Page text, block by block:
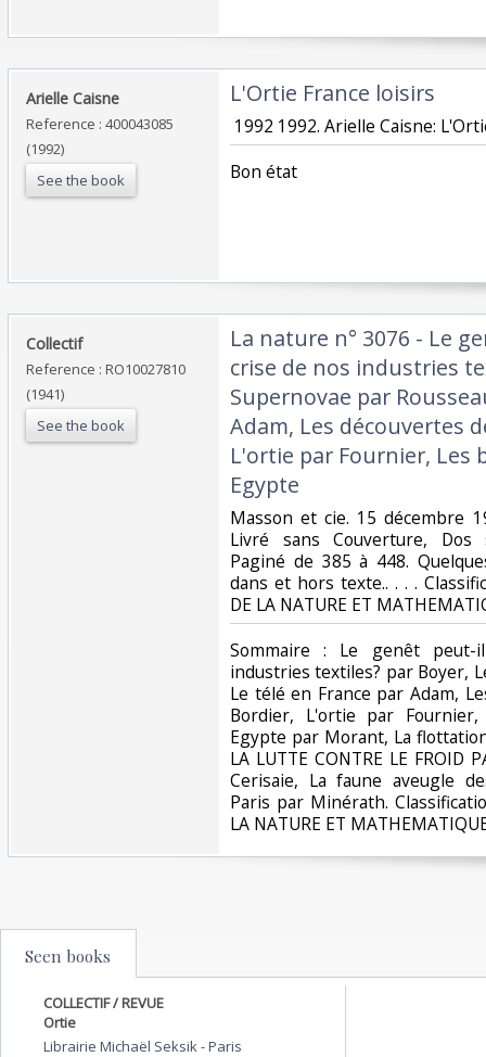
‎Arielle Caisne‎
Reference : 400043085
(1992)
See the book
‎L'Ortie France loisirs‎
1992 1992. Arielle Caisne:
‎Bon état‎
‎Collectif‎
Reference : RO10027810
(1941)
See the book
‎La nature n° 3076 - Le
crise de nos industries
Supernovae par
Adam, Les découvertes
L'ortie par Fournier, Les
Egypte‎
‎Masson et cie. 15 décembre
Livré sans Couverture,
Paginé de 385 à 448.
dans et hors texte.. . . .
DE LA NATURE ET
‎Sommaire : Le genêt
industries textiles? par Boyer,
Le télé en France par Adam,
Bordier, L'ortie par
Egypte par Morant, La
LA LUTTE CONTRE LE FROID
Cerisaie, La faune aveugle
Paris par Minérath.
LA NATURE ET
Seen books
COLLECTIF / REVUE
Ortie
Librairie Michaël Seksik -Paris